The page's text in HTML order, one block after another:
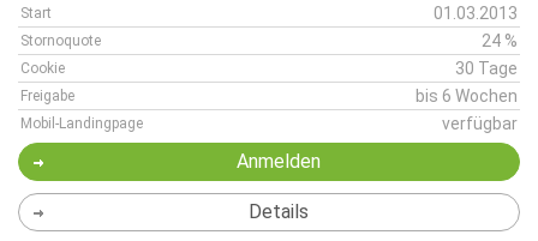
Start 01.03.2013
Stornoquote 24 %
Cookie 30 Tage
Freigabe bis 6 Wochen
Mobil-Landingpage verfügbar
Anmelden
Details